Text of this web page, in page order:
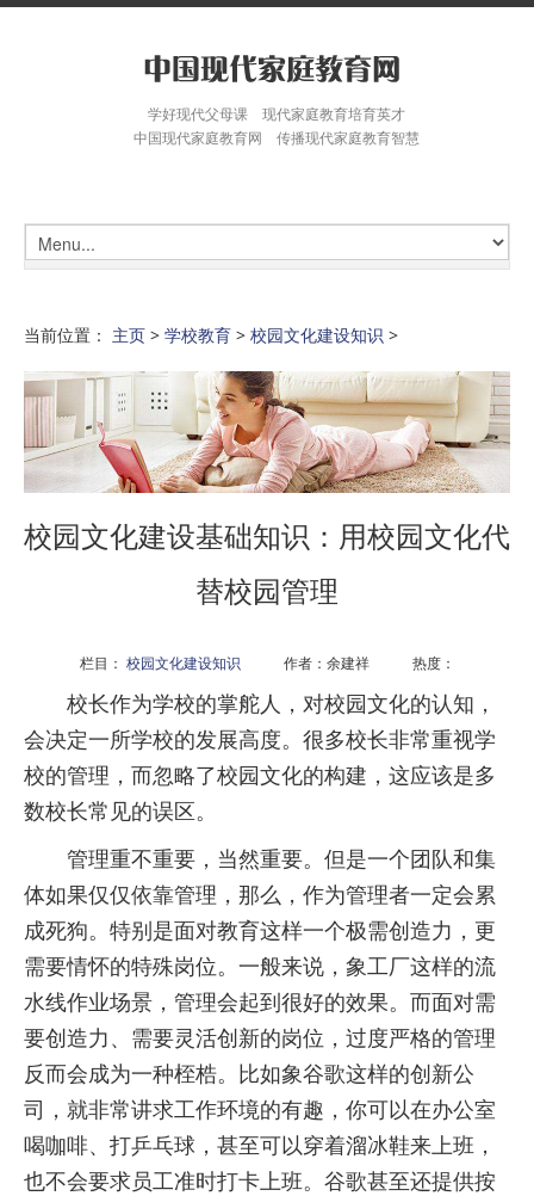
学好现代父母课 现代家庭教育培育英才
中国现代家庭教育网 传播现代家庭教育智慧
当前位置： 主页 > 学校教育 > 校园文化建设知识 >
校园文化建设基础知识：用校园文化代
替校园管理
栏目： 校园文化建设知识 作者：余建祥 热度：
校长作为学校的掌舵人，对校园文化的认知，
会决定一所学校的发展高度。很多校长非常重视学
校的管理，而忽略了校园文化的构建，这应该是多
数校长常见的误区。
管理重不重要，当然重要。但是一个团队和集
体如果仅仅依靠管理，那么，作为管理者一定会累
成死狗。特别是面对教育这样一个极需创造力，更
需要情怀的特殊岗位。一般来说，象工厂这样的流
水线作业场景，管理会起到很好的效果。而面对需
要创造力、需要灵活创新的岗位，过度严格的管理
反而会成为一种桎梏。比如象谷歌这样的创新公
司，就非常讲求工作环境的有趣，你可以在办公室
喝咖啡、打乒乓球，甚至可以穿着溜冰鞋来上班，
也不会要求员工准时打卡上班。谷歌甚至还提供按